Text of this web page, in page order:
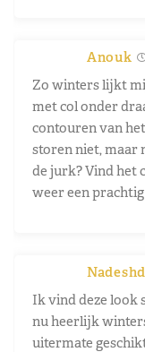
Anouk
Zo winters lijkt
met col onder
contouren van
storen niet, maar
de jurk? Vind het
weer een
Ik vind deze look
nu heerlijk
uitermate